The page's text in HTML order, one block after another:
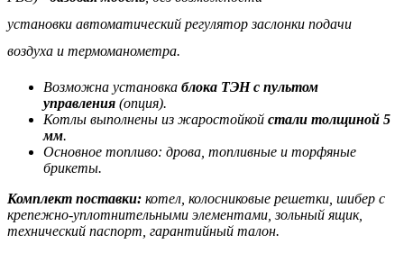
установки автоматический регулятор заслонки подачи
воздуха и термоманометра.
Возможна установка блока ТЭН с пультом
управления (опция).
Котлы выполнены из жаростойкой стали толщиной 5
мм.
Основное топливо: дрова, топливные и торфяные
брикеты.
Комплект поставки: котел, колосниковые решетки, шибер с
крепежно-уплотнительными элементами, зольный ящик,
технический паспорт, гарантийный талон.